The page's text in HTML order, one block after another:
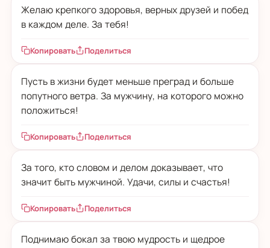
Желаю крепкого здоровья, верных друзей и побед
в каждом деле. За тебя!
Копировать Поделиться
Пусть в жизни будет меньше преград и больше
попутного ветра. За мужчину, на которого можно
положиться!
Копировать Поделиться
За того, кто словом и делом доказывает, что
значит быть мужчиной. Удачи, силы и счастья!
Копировать Поделиться
Поднимаю бокал за твою мудрость и щедрое